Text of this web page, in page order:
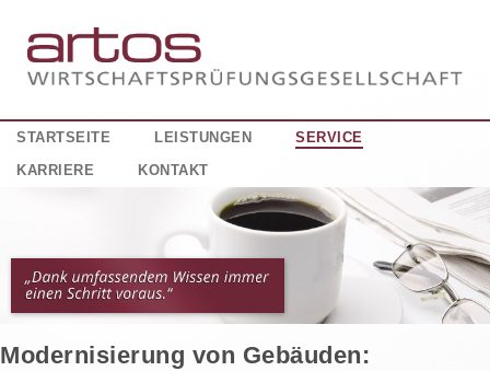
STARTSEITE LEISTUNGEN
SERVICE
KARRIERE
KONTAKT
Modernisierung von Gebäuden: